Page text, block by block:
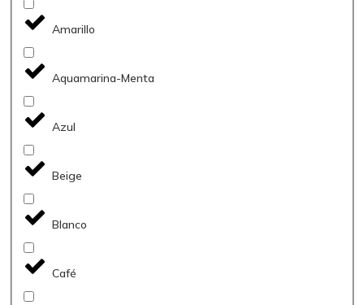
Amarillo
Aquamarina-Menta
Azul
Beige
Blanco
Café